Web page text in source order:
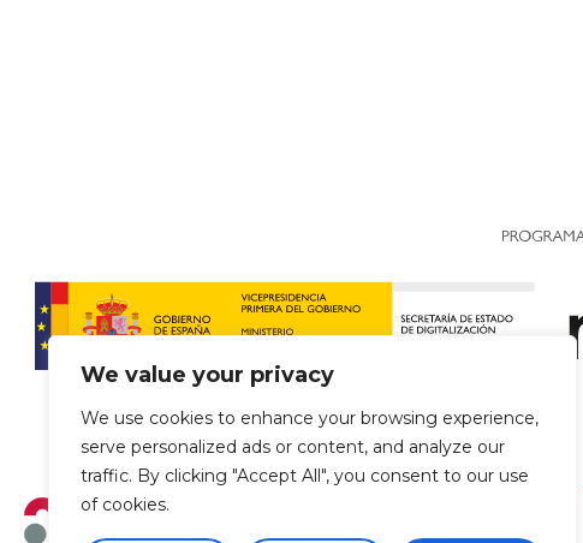
We value your privacy
We use cookies to enhance your browsing experience,
serve personalized ads or content, and analyze our
traffic. By clicking "Accept All", you consent to our use
of cookies.